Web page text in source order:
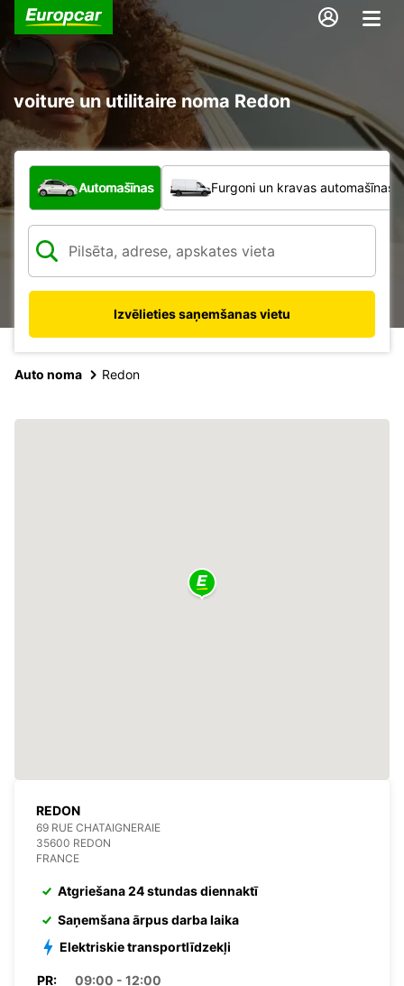
voiture un utilitaire noma Redon
Kāda veida transportlīdzeklis?
Automašīnas Furgoni un kravas automašīnas
Izvēlieties saņemšanas vietu
Auto noma Redon
REDON
69 RUE CHATAIGNERAIE
35600 REDON
FRANCE
Atgriešana 24 stundas diennaktī
Saņemšana ārpus darba laika
Elektriskie transportlīdzekļi
PR:
09:00 - 12:00